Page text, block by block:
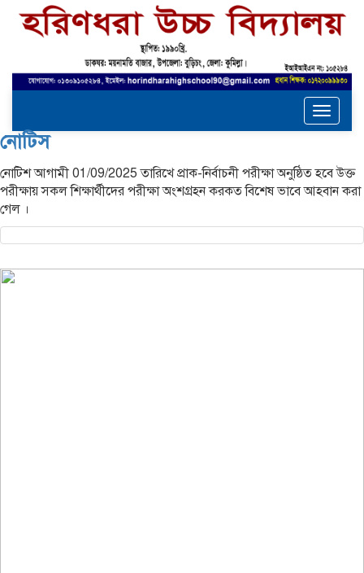
Toggle
নোটিস
নোটিশ আগামী 01/09/2025 তারিখে প্রাক-নির্বাচনী পরীক্ষা অনুষ্ঠিত হবে উক্ত
পরীক্ষায় সকল শিক্ষার্থীদের পরীক্ষা অংশগ্রহন করকত বিশেষ ভাবে আহবান করা
গেল ।